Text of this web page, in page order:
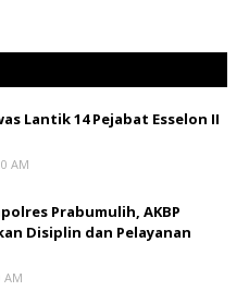
Lantik 14 Pejabat Esselon II
AM
Prabumulih, AKBP
Disiplin dan Pelayanan
AM